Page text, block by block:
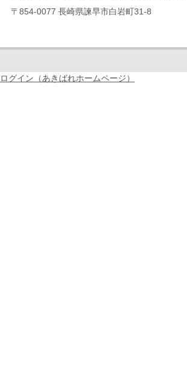
〒854-0077 長崎県諫早市白岩町31-8
ログイン（あきばれホームページ）